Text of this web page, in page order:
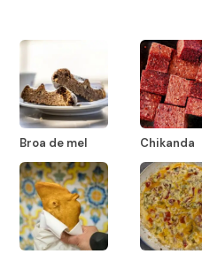
Broa de mel Chikanda